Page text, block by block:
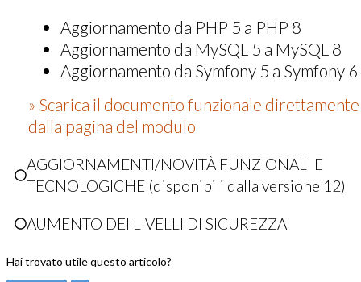
Aggiornamento da PHP 5 a PHP 8
Aggiornamento da MySQL 5 a MySQL 8
Aggiornamento da Symfony 5 a Symfony 6
» Scarica il documento funzionale direttamente
dalla pagina del modulo
AGGIORNAMENTI/NOVITÀ FUNZIONALI E
TECNOLOGICHE (disponibili dalla versione 12)
AUMENTO DEI LIVELLI DI SICUREZZA